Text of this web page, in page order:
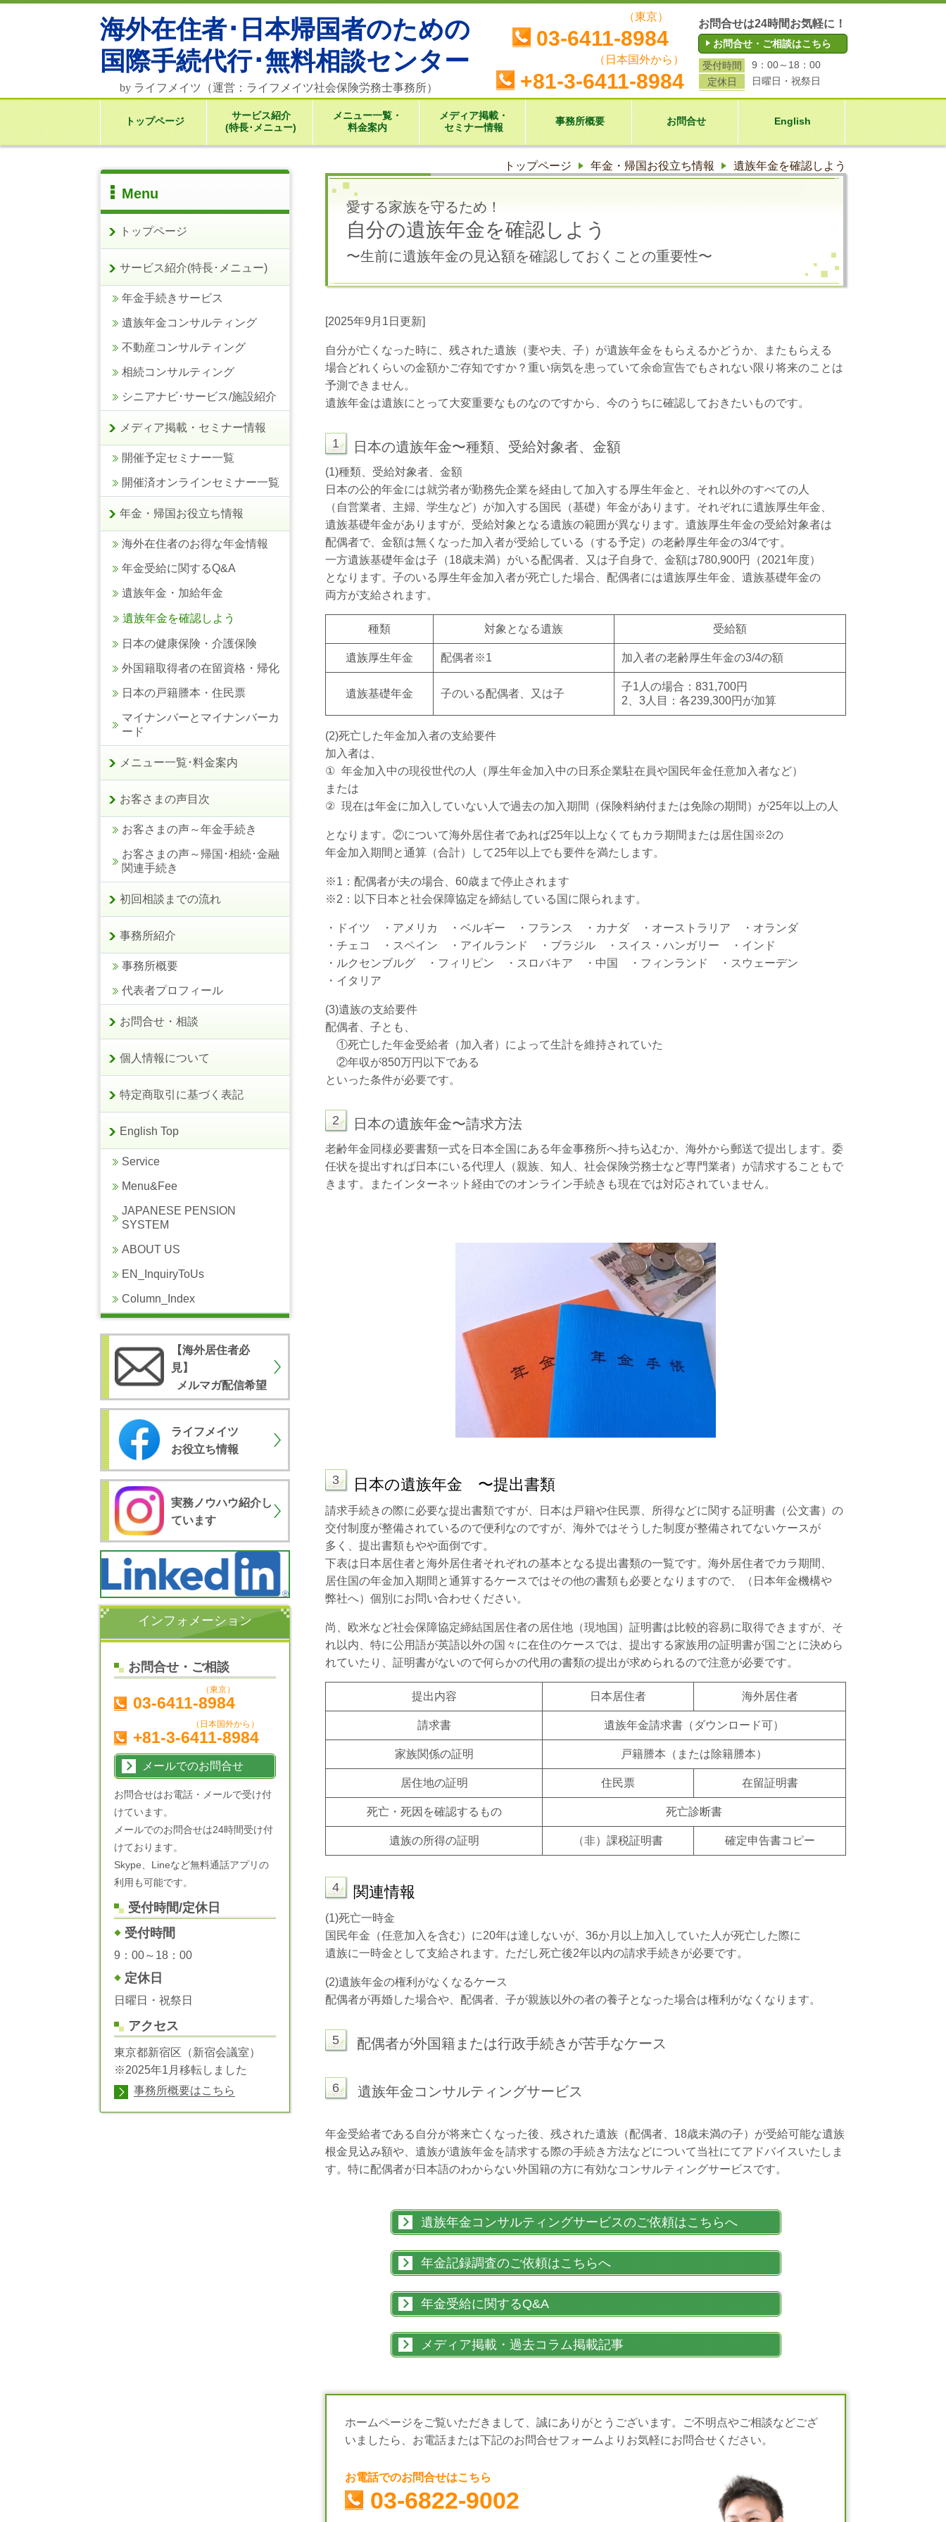
海外在住者･日本帰国者のための
国際手続代行･無料相談センター
by ライフメイツ（運営：ライフメイツ社会保険労務士事務所）
（東京）
03-6411-8984
（日本国外から）
+81-3-6411-8984
お問合せは24時間お気軽に！
お問合せ・ご相談はこちら
受付時間
9：00～18：00
定休日
日曜日・祝祭日
トップページ
サービス紹介
(特長･メニュー)
メニュー一覧・
料金案内
メディア掲載・
セミナー情報
事務所概要 お問合せ English
トップページ 年金・帰国お役立ち情報 遺族年金を確認しよう
愛する家族を守るため！
自分の遺族年金を確認しよう
〜生前に遺族年金の見込額を確認しておくことの重要性〜
[2025年9月1日更新]
自分が亡くなった時に、残された遺族（妻や夫、子）が遺族年金をもらえるかどうか、またもらえる
場合どれくらいの金額かご存知ですか？重い病気を患っていて余命宣告でもされない限り将来のことは
予測できません。
遺族年金は遺族にとって大変重要なものなのですから、今のうちに確認しておきたいものです。
1 日本の遺族年金〜種類、受給対象者、金額
(1)種類、受給対象者、金額
日本の公的年金には就労者が勤務先企業を経由して加入する厚生年金と、それ以外のすべての人
（自営業者、主婦、学生など）が加入する国民（基礎）年金があります。それぞれに遺族厚生年金、
遺族基礎年金がありますが、受給対象となる遺族の範囲が異なります。遺族厚生年金の受給対象者は
配偶者で、金額は無くなった加入者が受給している（する予定）の老齢厚生年金の3/4です。
一方遺族基礎年金は子（18歳未満）がいる配偶者、又は子自身で、金額は780,900円（2021年度）
となります。子のいる厚生年金加入者が死亡した場合、配偶者には遺族厚生年金、遺族基礎年金の
両方が支給されます。
種類 対象となる遺族 受給額
遺族厚生年金 配偶者※1 加入者の老齢厚生年金の3/4の額
遺族基礎年金 子のいる配偶者、又は子
子1 人の場合： 831,700円
2
3 人目：各239,300円が加算
(2)死亡した年金加入者の支給要件
加入者は、
① 年金加入中の現役世代の人（厚生年金加入中の日系企業駐在員や国民年金任意加入者など）
または
② 現在は年金に加入していない人で過去の加入期間（保険料納付または免除の期間）が25年以上の人
となります。②について海外居住者であれば25年以上なくてもカラ期間または居住国※2の
年金加入期間と通算（合計）して25年以上でも要件を満たします。
※1 ：配偶者が夫の場合、 60歳まで停止されます
※2：以下日本と社会保障協定を締結している国に限られます。
・ドイツ ・アメリカ ・ベルギー ・フランス ・カナダ ・オーストラリア ・オランダ
・チェコ ・スペイン ・アイルランド ・ブラジル ・スイス・ハンガリー ・インド
・ルクセンブルグ ・フィリピン ・スロバキア ・中国 ・フィンランド ・スウェーデン
・イタリア
(3)遺族の支給要件
配偶者、子とも、
①死亡した年金受給者（加入者）によって生計を維持されていた
②年収が850万円以下である
といった条件が必要です。
2 日本の遺族年金〜請求方法
老齢年金同様必要書類一式を日本全国にある年金事務所へ持ち込むか、海外から郵送で提出します。委
任状を提出すれば日本にいる代理人（親族、知人、社会保険労務士など専門業者）が請求することもで
きます。またインターネット経由でのオンライン手続きも現在では対応されていません。
3 日本の遺族年金 〜提出書類
請求手続きの際に必要な提出書類ですが、日本は戸籍や住民票、所得などに関する証明書（公文書）の
交付制度が整備されているので便利なのですが、海外ではそうした制度が整備されてないケースが
多く、提出書類もやや面倒です。
下表は日本居住者と海外居住者それぞれの基本となる提出書類の一覧です。海外居住者でカラ期間、
居住国の年金加入期間と通算するケースではその他の書類も必要となりますので、（日本年金機構や
弊社へ）個別にお問い合わせください。
尚、欧米など社会保障協定締結国居住者の居住地（現地国）証明書は比較的容易に取得できますが、そ
れ以内、特に公用語が英語以外の国々に在住のケースでは、提出する家族用の証明書が国ごとに決めら
れていたり、証明書がないので何らかの代用の書類の提出が求められるので注意が必要です。
提出内容 日本居住者 海外居住者
請求書 遺族年金請求書（ダウンロード可）
家族関係の証明 戸籍謄本（または除籍謄本）
居住地の証明 住民票 在留証明書
死亡・死因を確認するもの 死亡診断書
遺族の所得の証明 （非）課税証明書 確定申告書コピー
4 関連情報
(1)死亡一時金
国民年金（任意加入を含む）に20年は達しないが、36か月以上加入していた人が死亡した際に
遺族に一時金として支給されます。ただし死亡後2年以内の請求手続きが必要です。
(2)遺族年金の権利がなくなるケース
配偶者が再婚した場合や、配偶者、子が親族以外の者の養子となった場合は権利がなくなります。
5 配偶者が外国籍または行政手続きが苦手なケース
6 遺族年金コンサルティングサービス
年金受給者である自分が将来亡くなった後、残された遺族（配偶者、18歳未満の子）が受給可能な遺族
根金見込み額や、遺族が遺族年金を請求する際の手続き方法などについて当社にてアドバイスいたしま
す。特に配偶者が日本語のわからない外国籍の方に有効なコンサルティングサービスです。
遺族年金コンサルティングサービスのご依頼はこちらへ
年金記録調査のご依頼はこちらへ
年金受給に関するQ&A
メディア掲載・過去コラム掲載記事
ホームページをご覧いただきまして、誠にありがとうございます。ご不明点やご相談などござ
いましたら、お電話または下記のお問合せフォームよりお気軽にお問合せください。
お電話でのお問合せはこちら
03-6822-9002
Menu
トップページ
サービス紹介(特長･メニュー)
年金手続きサービス
遺族年金コンサルティング
不動産コンサルティング
相続コンサルティング
シニアナビ･サービス/施設紹介
メディア掲載・セミナー情報
開催予定セミナー一覧
開催済オンラインセミナー一覧
年金・帰国お役立ち情報
海外在住者のお得な年金情報
年金受給に関するQ&A
遺族年金・加給年金
遺族年金を確認しよう
日本の健康保険・介護保険
外国籍取得者の在留資格・帰化
日本の戸籍謄本・住民票
マイナンバーとマイナンバーカ
ード
メニュー一覧･料金案内
お客さまの声目次
お客さまの声～年金手続き
お客さまの声～帰国･相続･金融
関連手続き
初回相談までの流れ
事務所紹介
事務所概要
代表者プロフィール
お問合せ・相談
個人情報について
特定商取引に基づく表記
English Top
Service
Menu&Fee
JAPANESE PENSION
SYSTEM
ABOUT US
EN_InquiryToUs
Column_Index
【海外居住者必
見】
メルマガ配信希望
ライフメイツ
お役立ち情報
実務ノウハウ紹介し
ています
インフォメーション
お問合せ・ご相談
（東京）
03-6411-8984
（日本国外から）
+81-3-6411-8984
メールでのお問合せ
お問合せはお電話・メールで受け付
けています。
メールでのお問合せは24時間受け付
けております。
Skype、Lineなど無料通話アプリの
利用も可能です。
受付時間/定休日
受付時間
9：00～18：00
定休日
日曜日・祝祭日
アクセス
東京都新宿区（新宿会議室）
※2025年1月移転しました
事務所概要はこちら